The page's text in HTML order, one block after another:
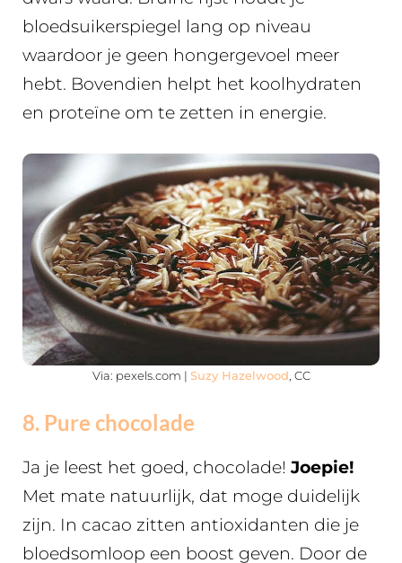
bloedsuikerspiegel lang op niveau
waardoor je geen hongergevoel meer
hebt. Bovendien helpt het koolhydraten
en proteïne om te zetten in energie.
Via: pexels.com | Suzy Hazelwood , CC
8. Pure chocolade
Ja je leest het goed, chocolade!Joepie!
Met mate natuurlijk, dat moge duidelijk
zijn. In cacao zitten antioxidanten die je
bloedsomloop een boost geven. Door de